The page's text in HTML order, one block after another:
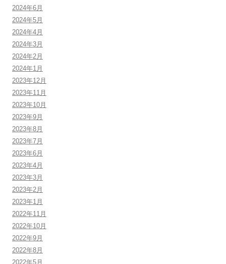
2024年6月
2024年5月
2024年4月
2024年3月
2024年2月
2024年1月
2023年12月
2023年11月
2023年10月
2023年9月
2023年8月
2023年7月
2023年6月
2023年4月
2023年3月
2023年2月
2023年1月
2022年11月
2022年10月
2022年9月
2022年8月
2022年5月